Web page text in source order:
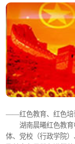
——红色教育、红色培
湖南晨曦红色教育
体、党校（行政学院